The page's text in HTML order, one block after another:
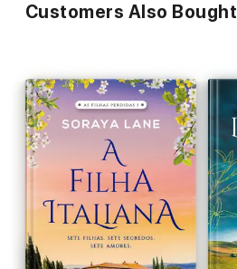
Customers Also Bought